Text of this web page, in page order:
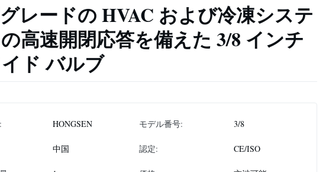
レードの HVAC および冷凍システ
高速開閉応答を備えた 3/8 インチ
ド バルブ
HONGSEN モデル番号: 3/8
中国 認定: CE/ISO